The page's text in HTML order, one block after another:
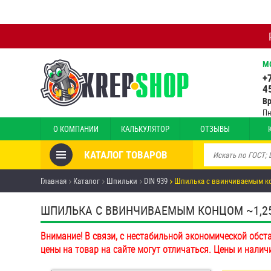
О КОМПАНИИ КАЛЬКУЛЯТОР ОТЗЫВЫ
КАТАЛОГ ТОВАРОВ
Товары со скидкой
Анкеры
Антивандальный крепёж,
инструмент
Болты и винты
Главная Каталог Шпильки DIN 939 Шпилька c ввинчиваемым
ШПИЛЬКА C ВВИНЧИВАЕМЫМ КОНЦОМ
Внимание! В связи, с нестабильной экономической
цены на товар на сайте могут отличаться. Цены и